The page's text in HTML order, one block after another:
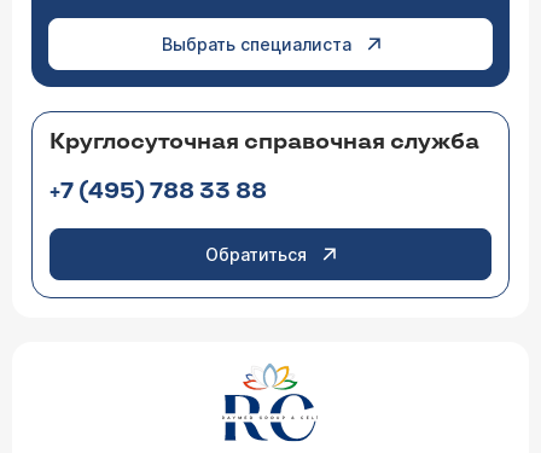
Выбрать специалиста
Круглосуточная справочная служба
+7 (495) 788 33 88
Обратиться